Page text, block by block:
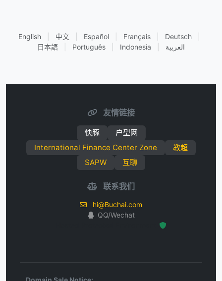
English 中文 Español Français Deutsch
日本語
Português Indonesia العربية
友情链接
快豚
户型网
International Finance Center Zone
教超
SAPW
互聊
联系我们
hi@Buchai.com
QQ/Wechat